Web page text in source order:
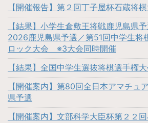
【開催報告】第２回丁子屋杯石蔵将
【結果】小学生倉敷王将戦鹿児島県
2026鹿児島県予選／第51回中学生将
ロック大会 ※3大会同時開催
【結果】全国中学生選抜将棋選手権
【開催案内】第80回全日本アマチュ
県予選
【開催案内】文部科学大臣杯第２２